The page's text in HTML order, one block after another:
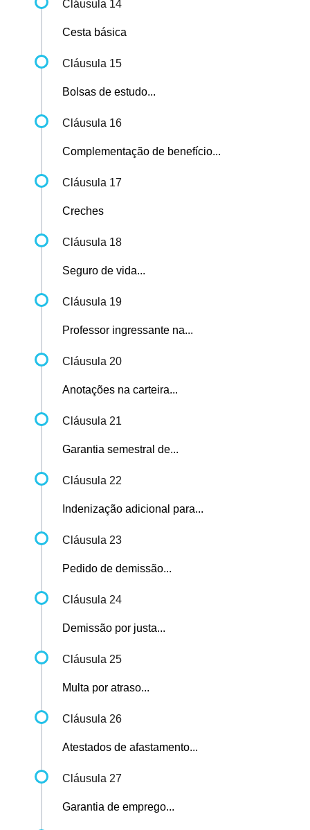
Cláusula 14
Cesta básica
Cláusula 15
Bolsas de estudo...
Cláusula 16
Complementação de benefício...
Cláusula 17
Creches
Cláusula 18
Seguro de vida...
Cláusula 19
Professor ingressante na...
Cláusula 20
Anotações na carteira...
Cláusula 21
Garantia semestral de...
Cláusula 22
Indenização adicional para...
Cláusula 23
Pedido de demissão...
Cláusula 24
Demissão por justa...
Cláusula 25
Multa por atraso...
Cláusula 26
Atestados de afastamento...
Cláusula 27
Garantia de emprego...